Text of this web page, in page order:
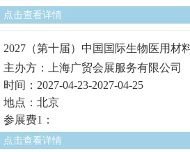
点击查看详情
2027（第十届）中国国际生物医用材
主办方：上海广贸会展服务有限公司
时间：2027-04-23-2027-04-25
地点：北京
参展费1：
点击查看详情